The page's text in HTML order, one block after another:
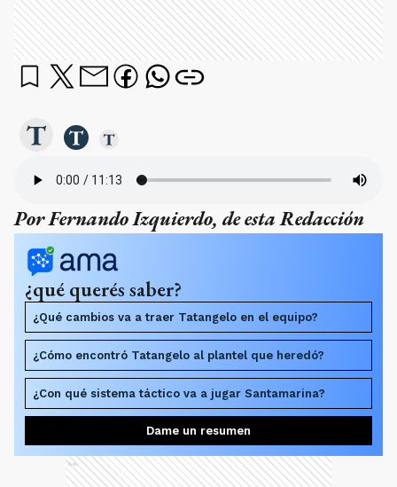
Por Fernando Izquierdo, de esta Redacción
¿qué querés saber?
¿Qué cambios va a traer Tatangelo en el equipo?
¿Cómo encontró Tatangelo al plantel que heredó?
¿Con qué sistema táctico va a jugar Santamarina?
Dame un resumen
Ads